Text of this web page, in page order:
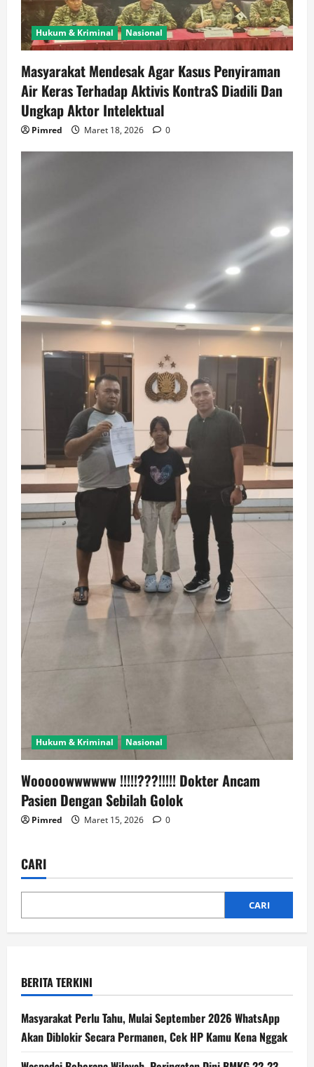
Hukum & Kriminal Nasional
Masyarakat Mendesak Agar Kasus Penyiraman
Air Keras Terhadap Aktivis KontraS Diadili Dan
Ungkap Aktor Intelektual
Pimred Maret 18, 2026 0
Hukum & Kriminal Nasional
Wooooowwwwww !!!!!???!!!!! Dokter Ancam
Pasien Dengan Sebilah Golok
Pimred Maret 15, 2026 0
CARI
CARI
BERITA TERKINI
Masyarakat Perlu Tahu, Mulai September 2026 WhatsApp
Akan Diblokir Secara Permanen, Cek HP Kamu Kena Nggak